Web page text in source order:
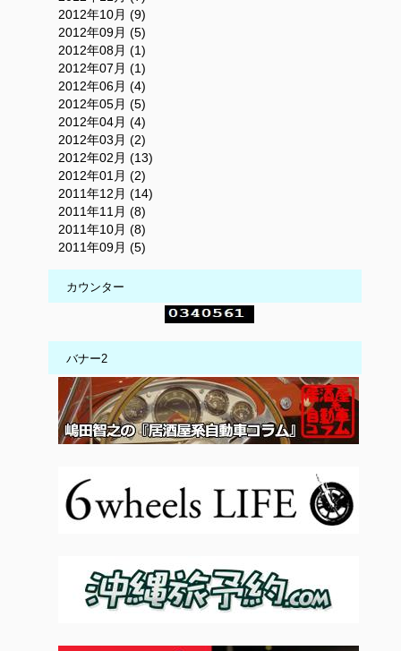
2012年10月 (9)
2012年09月 (5)
2012年08月 (1)
2012年07月 (1)
2012年06月 (4)
2012年05月 (5)
2012年04月 (4)
2012年03月 (2)
2012年02月 (13)
2012年01月 (2)
2011年12月 (14)
2011年11月 (8)
2011年10月 (8)
2011年09月 (5)
カウンター
バナー2